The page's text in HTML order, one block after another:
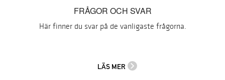
FRÅGOR OCH SVAR
Här finner du svar på de vanligaste frågorna.
LÄS MER